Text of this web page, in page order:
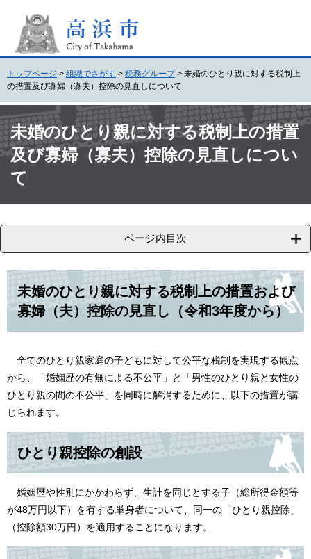
頭
。
飛
て
本
文
トップページ > 組織でさがす > 税務グループ > 未婚のひとり親に対する税制上
の措置及び寡婦（寡夫）控除の見直しについて
文未婚のひとり親に対する税制上の措置
及び寡婦（寡夫）控除の見直しについ
て
ページ内目次
未婚のひとり親に対する税制上の措置および
寡婦（夫）控除の見直し（令和3年度から）
全てのひとり親家庭の子どもに対して公平な税制を実現する観点
から、「婚姻歴の有無による不公平」と「男性のひとり親と女性の
ひとり親の間の不公平」を同時に解消するために、以下の措置が講
じられます。
ひとり親控除の創設
婚姻歴や性別にかかわらず、生計を同じとする子（総所得金額等
が48万円以下）を有する単身者について、同一の「ひとり親控除」
（控除額30万円）を適用することになります。